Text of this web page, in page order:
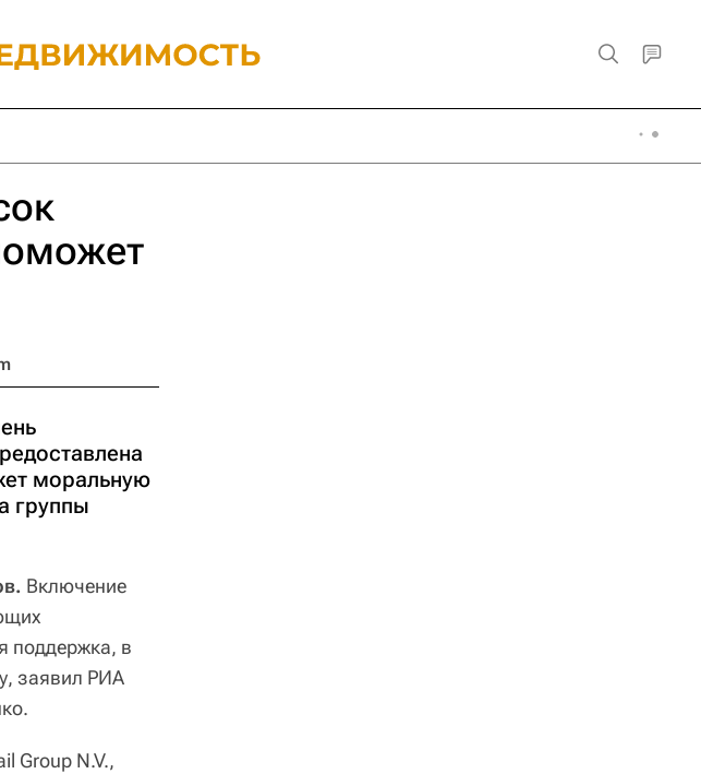
моральную
группы
Включение
поддержка, в
заявил РИА
Group N.V.,